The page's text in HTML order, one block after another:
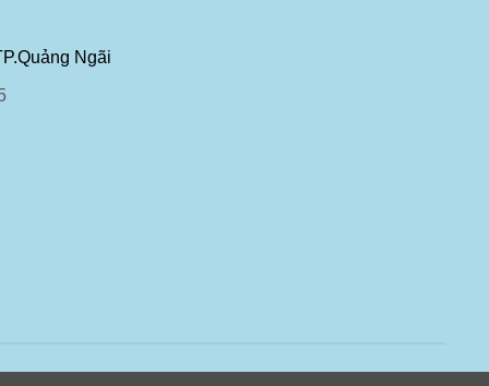
Ngãi